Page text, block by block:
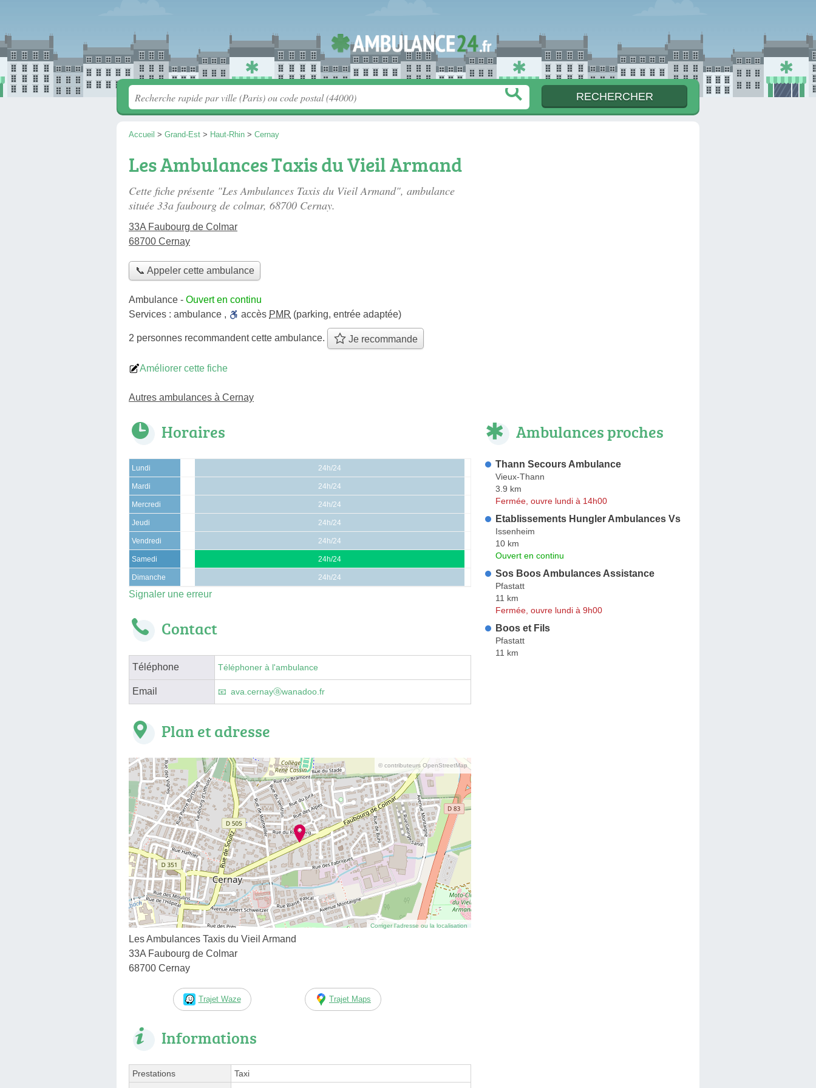
Accueil > Grand-Est > Haut-Rhin > Cernay
Les Ambulances Taxis du Vieil Armand
Cette fiche présente "Les Ambulances Taxis du Vieil Armand", ambulance
située 33a faubourg de colmar, 68700 Cernay.
33A Faubourg de Colmar
68700 Cernay
📞 Appeler cette ambulance
Ambulance - Ouvert en continu
Services : ambulance , accès PMR (parking, entrée adaptée)
2 personnes recommandentcette ambulance. Je recommande
Améliorer cette fiche
Autres ambulances à Cernay
Horaires
Lundi 24h/24
Mardi 24h/24
Mercredi 24h/24
Jeudi 24h/24
Vendredi 24h/24
Samedi 24h/24
Dimanche 24h/24
Signaler une erreur
Contact
Téléphone Téléphoner à l'ambulance
Email ava.cernayⓐwanadoo.fr
Plan et adresse
© contributeurs OpenStreetMap
Corriger l’adresse ou la localisation
Les Ambulances Taxis du Vieil Armand
33A Faubourg de Colmar
68700 Cernay
Trajet Waze Trajet Maps
Informations
Prestations
Taxi
Ambulances proches
Thann Secours Ambulance
Vieux-Thann
3.9 km
Fermée, ouvre lundi à 14h00
Etablissements Hungler Ambulances Vs
Issenheim
10 km
Ouvert en continu
Sos Boos Ambulances Assistance
Pfastatt
11 km
Fermée, ouvre lundi à 9h00
Boos et Fils
Pfastatt
11 km